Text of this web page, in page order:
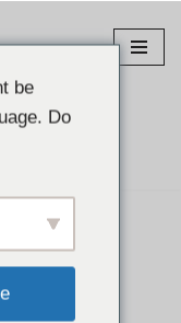
be
Do